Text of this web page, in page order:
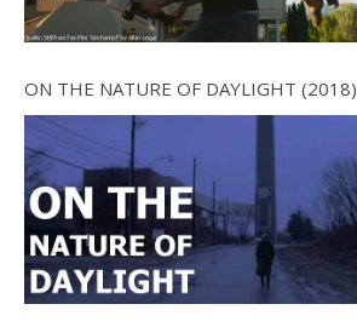
ON THE NATURE OF DAYLIGHT (2018)